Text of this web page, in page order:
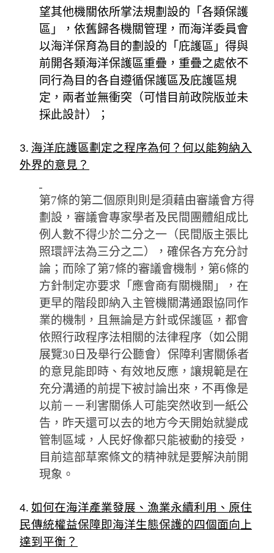
望其他機關依所掌法規劃設的「各類保護
區」，依舊歸各機關管理，而海洋委員會
以海洋保育為目的劃設的「庇護區」得與
前開各類海洋保護區重疊，重疊之處依不
同行為目的各自遵循保護區及庇護區規
定，兩者並無衝突（可惜目前政院版並未
採此設計）；
3. 海洋庇護區劃定之程序為何？何以能夠納入
外界的意見？
第7條的第二個原則則是須藉由審議會方得
劃設，審議會專家學者及民間團體組成比
例人數不得少於二分之一（民間版主張比
照環評法為三分之二），確保各方充分討
論；而除了第7條的審議會機制，第6條的
方針制定亦要求「應會商有關機關」，在
更早的階段即納入主管機關溝通跟協同作
業的機制，且無論是方針或保護區，都會
依照行政程序法相關的法律程序（如公開
展覽30日及舉行公聽會）保障利害關係者
的意見能即時、有效地反應，讓規範是在
充分溝通的前提下被討論出來，不再像是
以前－－利害關係人可能突然收到一紙公
告，昨天還可以去的地方今天開始就變成
管制區域，人民好像都只能被動的接受，
目前這部草案條文的精神就是要解決前開
現象。
4. 如何在海洋產業發展、漁業永續利用、原住
民傳統權益保障即海洋生態保護的四個面向上
達到平衡？